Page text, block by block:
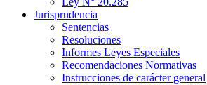
Jurisprudencia
Sentencias
Resoluciones
Informes Leyes Especiales
Recomendaciones Normativas
Instrucciones de carácter general